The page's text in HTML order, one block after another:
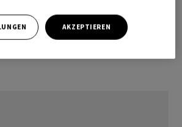
nur noch die erforderlichen
werden.
AKZEPTIEREN